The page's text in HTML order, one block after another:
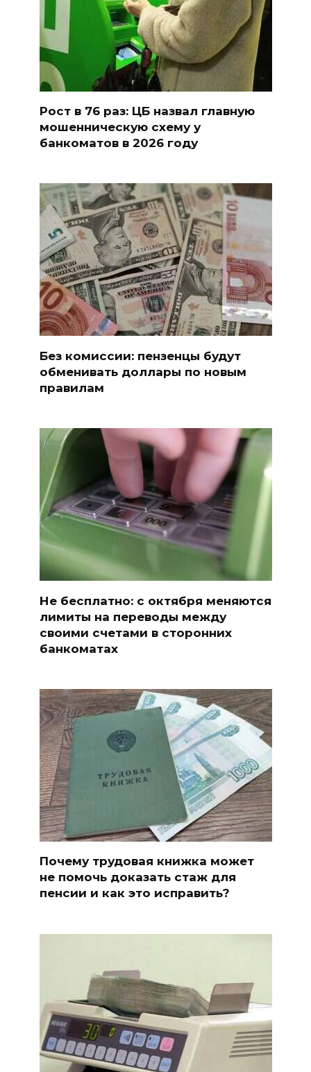
Рост в 76 раз: ЦБ назвал главную
мошенническую схему у
банкоматов в 2026 году
Без комиссии: пензенцы будут
обменивать доллары по новым
правилам
Не бесплатно: с октября меняются
лимиты на переводы между
своими счетами в сторонних
банкоматах
Почему трудовая книжка может
не помочь доказать стаж для
пенсии и как это исправить?